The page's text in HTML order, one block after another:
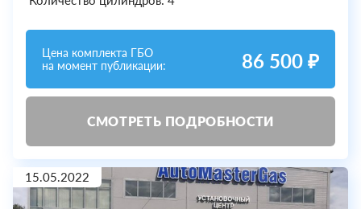
Цена комплекта ГБО
на момент публикации:
86 500 ₽
СМОТРЕТЬ ПОДРОБНОСТИ
15.05.2022